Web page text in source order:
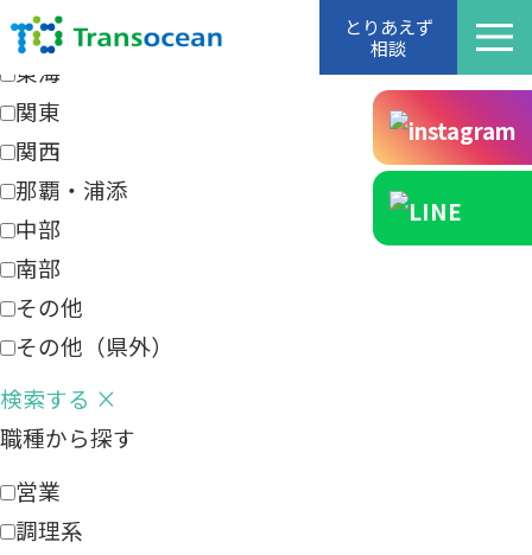
とりあえず
相談
エリアから探す
東海
関東
関西
那覇・浦添
中部
南部
その他
その他（県外）
検索する ×
職種から探す
営業
調理系